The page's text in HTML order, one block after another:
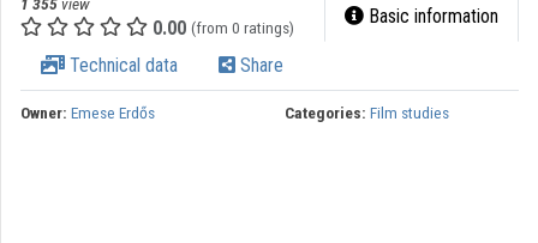
1 355 view
0.00 (from 0 ratings) Basic information
Technical data Share
Owner: Emese Erdős Categories: Film studies